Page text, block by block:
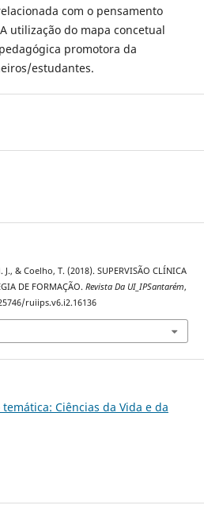
com o pensamento
utilização do mapa concetual
promotora da
estudantes.
& Coelho, T. (2018). SUPERVISÃO CLÍNICA
DE FORMAÇÃO. Revista Da UI_IPSantarém,
ruiips.v6.i2.16136
temática: Ciências da Vida e da